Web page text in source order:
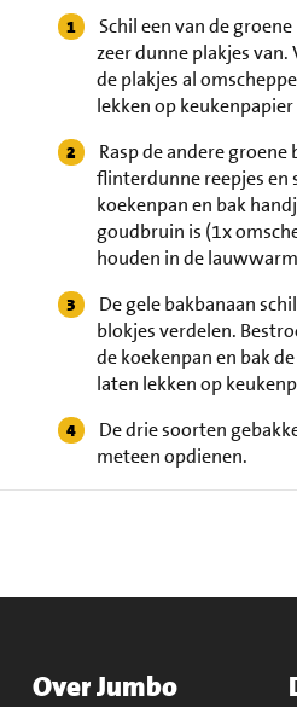
Schil een van de
zeer dunne plakjes
de plakjes al
lekken op
Rasp de andere
flinterdunne reepjes en
koekenpan en bak
goudbruin is (1x
houden in de
De gele bakbanaan
blokjes verdelen.
de koekenpan en bak
laten lekken op
De drie soorten
meteen opdienen.
Over Jumbo